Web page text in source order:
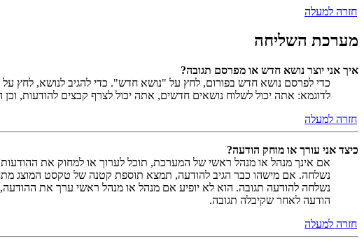
חזרה למעלה
מערכת השליחה
איך אני יוצר נושא חדש או מפרסם תגובה?
כדי לפרסם נושא חדש בפורום, לחץ על "נושא חדש". כדי להגיב לנושא, לחץ
לדוגמא: אתה יכול לשלוח נושאים חדשים, אתה יכול לצרף קבצים להודעות, וכן
חזרה למעלה
כיצד אני עורך או מוחק הודעה?
אם אינך מנהל או מנהל ראשי של המערכת, תוכל לערוך או למחוק את
נשלחה. אם מישהו כבר הגיב להודעה, תמצא תוספת קטנה של טקסט המוצג
נשלחה להודעה תגובה. הוא לא יופיע אם מנהל או מנהל ראשי ערך את
הודעה לאחר שקיבלה תגובה.
חזרה למעלה